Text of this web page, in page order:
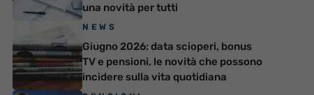
una novità per tutti
NEWS
Giugno 2026: data scioperi, bonus
TV e pensioni, le novità che possono
incidere sulla vita quotidiana